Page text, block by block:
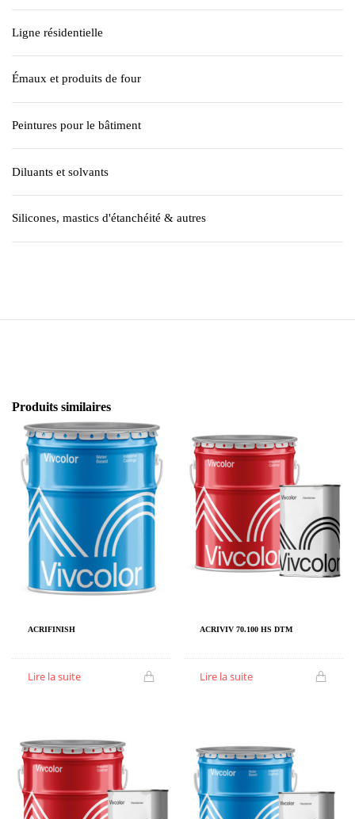
Ligne résidentielle
Émaux et produits de four
Peintures pour le bâtiment
Diluants et solvants
Silicones, mastics d'étanchéité & autres
Produits similaires
ACRIFINISH
Lire la suite
ACRIVIV 70.100 HS DTM
Lire la suite